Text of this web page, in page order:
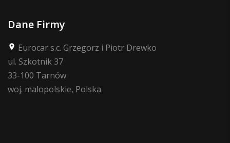
Dane Firmy
place Eurocar s.c. Grzegorz i Piotr Drewko
ul. Szkotnik 37
33-100 Tarnów
woj. malopolskie, Polska